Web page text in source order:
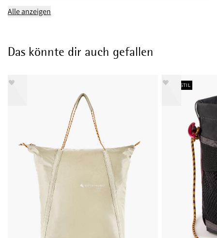
Alle anzeigen
Das könnte dir auch gefallen
NEUER STIL